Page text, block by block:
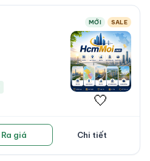
MỚI SALE
🤍
Ra giá Chi tiết